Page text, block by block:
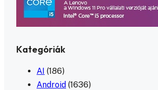
Kategóriák
AI (186)
Android (1636)